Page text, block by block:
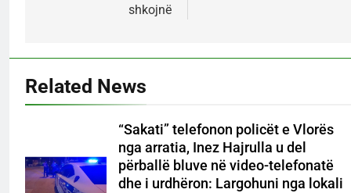
shkojnë
Related News
“Sakati” telefonon policët e Vlorës
nga arratia, Inez Hajrulla u del
përballë bluve në video-telefonatë
dhe i urdhëron: Largohuni nga lokali